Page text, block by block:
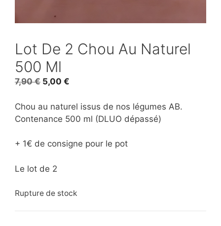
Lot De 2 Chou Au Naturel
500 Ml
7,90€ Le
initial
était :
5,00 €
actuel
est :
Chou au naturel issus de nos légumes AB.
Contenance 500 ml (DLUO dépassé)
+ 1€ de consigne pour le pot
Le lot de 2
Rupture de stock